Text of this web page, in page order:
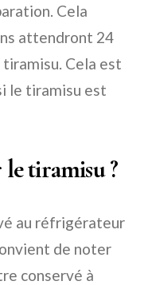
Cela
attendront 24
Cela est
le tiramisu est
tiramisu ?
au réfrigérateur
de noter
conservé à